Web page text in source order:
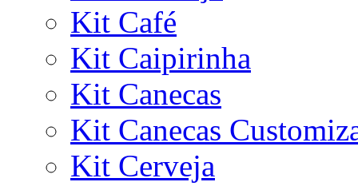
Kit Café
Kit Caipirinha
Kit Canecas
Kit Canecas
Kit Cerveja